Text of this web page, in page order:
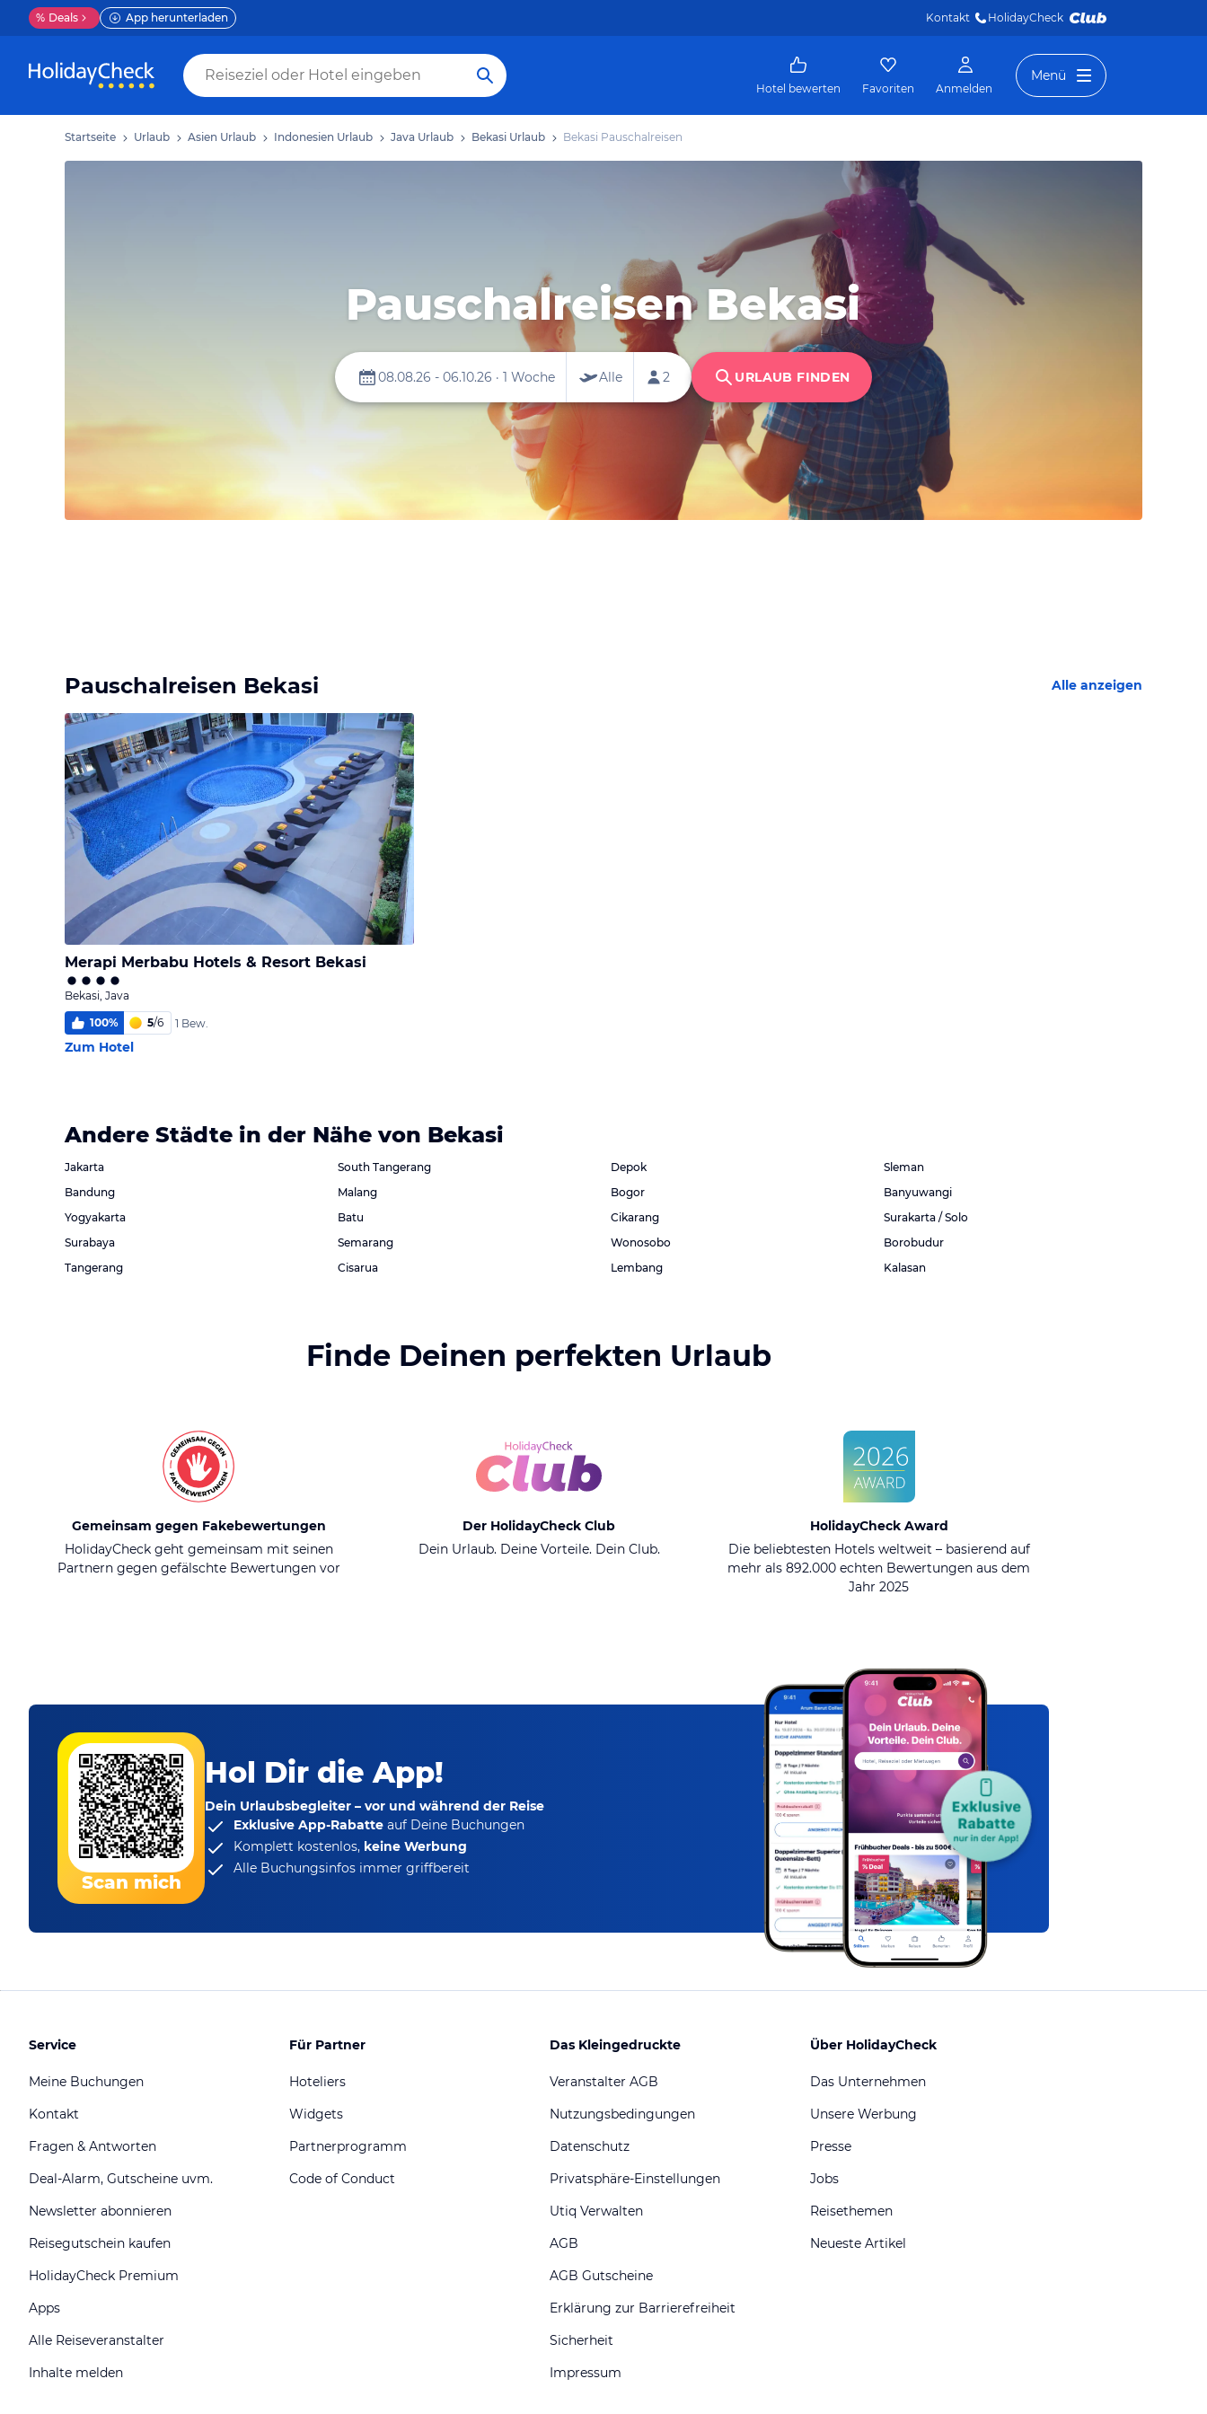
% Deals App herunterladen Kontakt HolidayCheck
Hotel bewerten Favoriten Anmelden
Menü
Startseite Urlaub Asien Urlaub Indonesien Urlaub Java Urlaub Bekasi Urlaub Bekasi Pauschalreisen
Pauschalreisen Bekasi
Pauschalreisen Bekasi Alle anzeigen
Merapi Merbabu Hotels & Resort Bekasi
Bekasi, Java
100% 5/6 1 Bew.
Zum Hotel
Andere Städte in der Nähe von Bekasi
Jakarta
Bandung
Yogyakarta
Surabaya
Tangerang
South Tangerang
Malang
Batu
Semarang
Cisarua
Depok
Bogor
Cikarang
Wonosobo
Lembang
Sleman
Banyuwangi
Surakarta / Solo
Borobudur
Kalasan
Finde Deinen perfekten Urlaub
Gemeinsam gegen Fakebewertungen
HolidayCheck geht gemeinsam mit seinen
Partnern gegen gefälschte Bewertungen vor
Der HolidayCheck Club
Dein Urlaub. Deine Vorteile. Dein Club.
HolidayCheck Award
Die beliebtesten Hotels weltweit – basierend auf
mehr als 892.000 echten Bewertungen aus dem
Jahr 2025
Scan mich
Hol Dir die App!
Dein Urlaubsbegleiter – vor und während der Reise
Exklusive App-Rabatte auf Deine Buchungen
Komplett kostenlos, keine Werbung
Alle Buchungsinfos immer griffbereit
Service
Meine Buchungen
Kontakt
Fragen & Antworten
Deal-Alarm, Gutscheine uvm.
Newsletter abonnieren
Reisegutschein kaufen
HolidayCheck Premium
Apps
Alle Reiseveranstalter
Inhalte melden
Für Partner
Hoteliers
Widgets
Partnerprogramm
Code of Conduct
Das Kleingedruckte
Veranstalter AGB
Nutzungsbedingungen
Datenschutz
Privatsphäre-Einstellungen
Utiq Verwalten
AGB
AGB Gutscheine
Erklärung zur Barrierefreiheit
Sicherheit
Impressum
Über HolidayCheck
Das Unternehmen
Unsere Werbung
Presse
Jobs
Reisethemen
Neueste Artikel